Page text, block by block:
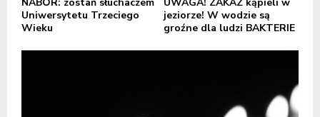
Uniwersytetu Trzeciego
Wieku
jeziorze! W wodzie są
groźne dla ludzi BAKTERIE